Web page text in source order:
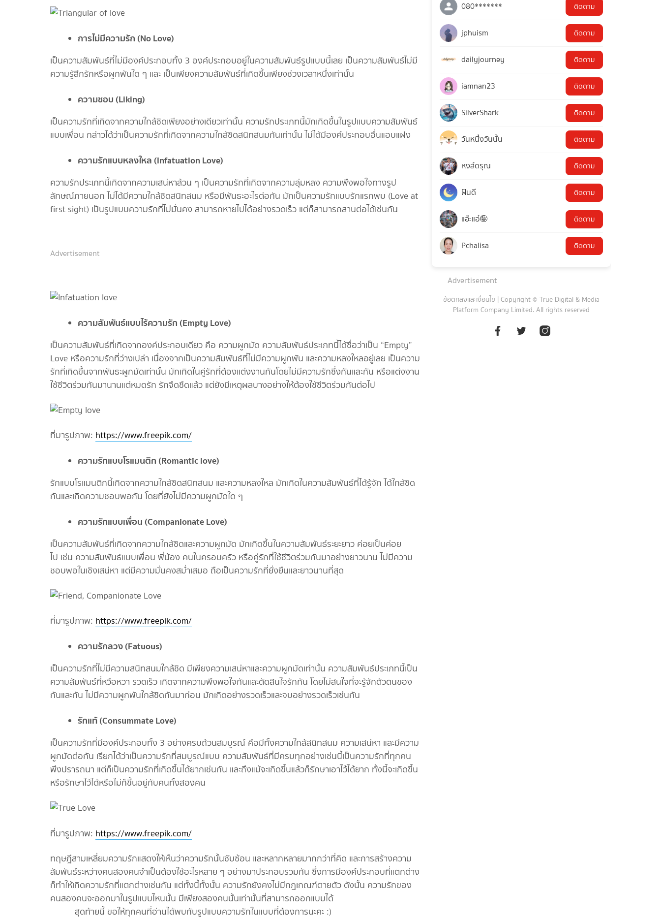
การไม่มีความรัก (No Love)
เป็นความสัมพันธ์ที่ไม่มีองค์ประกอบทั้ง 3 องค์ประกอบอยู่ในความสัมพันธ์รูปแบบนี้เลย เป็นความสัมพันธ์ไม่มี
ความรู้สึกรักหรือผูกพันใด ๆ และ เป็นเพียงความสัมพันธ์ที่เกิดขึ้นเพียงช่วงเวลาหนึ่งเท่านั้น
ความชอบ (Liking)
เป็นความรักที่เกิดจากความใกล้ชิดเพียงอย่างเดียวเท่านั้น ความรักประเภทนี้มักเกิดขึ้นในรูปแบบความสัมพันธ์
แบบเพื่อน กล่าวได้ว่าเป็นความรักที่เกิดจากความใกล้ชิดสนิทสนมกันเท่านั้น ไม่ได้มีองค์ประกอบอื่นแอบแฝง
ความรักแบบหลงใหล (Infatuation Love)
ความรักประเภทนี้เกิดจากความเสน่หาล้วน ๆ เป็นความรักที่เกิดจากความลุ่มหลง ความพึงพอใจทางรูป
ลักษณ์ภายนอก ไม่ได้มีความใกล้ชิดสนิทสนม หรือมีพันธะอะไรต่อกัน มักเป็นความรักแบบรักแรกพบ (Love at
first sight) เป็นรูปแบบความรักที่ไม่มั่นคง สามารถหายไปได้อย่างรวดเร็ว แต่ก็สามารถสานต่อได้เช่นกัน
Advertisement
ความสัมพันธ์แบบไร้ความรัก (Empty Love)
เป็นความสัมพันธ์ที่เกิดจากองค์ประกอบเดียว คือ ความผูกมัด ความสัมพันธ์ประเภทนี้ได้ชื่อว่าเป็น “Empty”
Love หรือความรักที่ว่างเปล่า เนื่องจากเป็นความสัมพันธ์ที่ไม่มีความผูกพัน และความหลงใหลอยู่เลย เป็นความ
รักที่เกิดขึ้นจากพันธะผูกมัดเท่านั้น มักเกิดในคู่รักที่ต้องแต่งงานกันโดยไม่มีความรักซึ่งกันและกัน หรือแต่งงาน
ใช้ชีวิตร่วมกันมานานแต่หมดรัก รักจืดชืดแล้ว แต่ยังมีเหตุผลบางอย่างให้ต้องใช้ชีวิตร่วมกันต่อไป
ที่มารูปภาพ: https://www.freepik.com/
ความรักแบบโรแมนติก (Romantic love)
รักแบบโรแมนติกนี้เกิดจากความใกล้ชิดสนิทสนม และความหลงใหล มักเกิดในความสัมพันธ์ที่ได้รู้จัก ได้ใกล้ชิด
กันและเกิดความชอบพอกัน โดยที่ยังไม่มีความผูกมัดใด ๆ
ความรักแบบเพื่อน (Companionate Love)
เป็นความสัมพันธ์ที่เกิดจากความใกล้ชิดและความผูกมัด มักเกิดขึ้นในความสัมพันธ์ระยะยาว ค่อยเป็นค่อย
ไป เช่น ความสัมพันธ์แบบเพื่อน พี่น้อง คนในครอบครัว หรือคู่รักที่ใช้ชีวิตร่วมกันมาอย่างยาวนาน ไม่มีความ
ชอบพอในเชิงเสน่หา แต่มีความมั่นคงสม่ำเสมอ ถือเป็นความรักที่ยั่งยืนและยาวนานที่สุด
ที่มารูปภาพ: https://www.freepik.com/
ความรักลวง (Fatuous)
เป็นความรักที่ไม่มีความสนิทสนมใกล้ชิด มีเพียงความเสน่หาและความผูกมัดเท่านั้น ความสัมพันธ์ประเภทนี้เป็น
ความสัมพันธ์ที่หวือหวา รวดเร็ว เกิดจากความพึงพอใจกันและตัดสินใจรักกัน โดยไม่สนใจที่จะรู้จักตัวตนของ
กันและกัน ไม่มีความผูกพันใกล้ชิดกันมาก่อน มักเกิดอย่างรวดเร็วและจบอย่างรวดเร็วเช่นกัน
รักแท้ (Consummate Love)
เป็นความรักที่มีองค์ประกอบทั้ง 3 อย่างครบถ้วนสมบูรณ์ คือมีทั้งความใกล้สนิทสนม ความเสน่หา และมีความ
ผูกมัดต่อกัน เรียกได้ว่าเป็นความรักที่สมบูรณ์แบบ ความสัมพันธ์ที่มีครบทุกอย่างเช่นนี้เป็นความรักที่ทุกคน
พึงปรารถนา แต่ก็เป็นความรักที่เกิดขึ้นได้ยากเช่นกัน และถึงแม้จะเกิดขึ้นแล้วก็รักษาเอาไว้ได้ยาก ทั้งนี้จะเกิดขึ้น
หรือรักษาไว้ได้หรือไม่ก็ขึ้นอยู่กับคนทั้งสองคน
ที่มารูปภาพ: https://www.freepik.com/
ทฤษฎีสามเหลี่ยมความรักแสดงให้เห็นว่าความรักนั้นซับซ้อน และหลากหลายมากกว่าที่คิด และการสร้างความ
สัมพันธ์ระหว่างคนสองคนจำเป็นต้องใช้อะไรหลาย ๆ อย่างมาประกอบรวมกัน ซึ่งการมีองค์ประกอบที่แตกต่าง
ก็ทำให้เกิดความรักที่แตกต่างเช่นกัน แต่ทั้งนี้ทั้งนั้น ความรักยังคงไม่มีกฎเกณฑ์ตายตัว ดังนั้น ความรักของ
คนสองคนจะออกมาในรูปแบบไหนนั้น มีเพียงสองคนนั้นเท่านั้นที่สามารถออกแบบได้
สุดท้ายนี้ ขอให้ทุกคนที่อ่านได้พบกับรูปแบบความรักในแบบที่ต้องการนะคะ :)
080******* ติดตาม
jphuism ติดตาม
dailyjourney ติดตาม
iamnan23 ติดตาม
SilverShark ติดตาม
วันหนึ่งวันนั้น ติดตาม
หงส์ดรุณ ติดตาม
ฝันดี ติดตาม
แอ๊ะแอ๋🤪 ติดตาม
Pchalisa ติดตาม
Advertisement
ข้อตกลงและเงื่อนไข | Copyright © True Digital & Media
Platform Company Limited. All rights reserved